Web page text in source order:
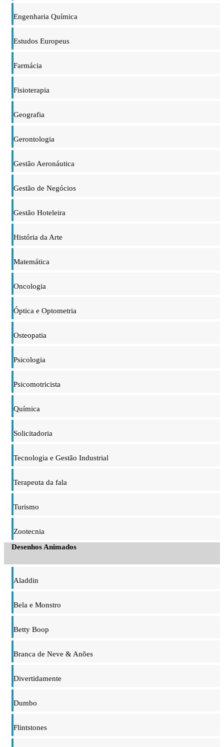
Engenharia Química
Estudos Europeus
Farmácia
Fisioterapia
Geografia
Gerontologia
Gestão Aeronáutica
Gestão de Negócios
Gestão Hoteleira
História da Arte
Matemática
Oncologia
Óptica e Optometria
Osteopatia
Psicologia
Psicomotricista
Química
Solicitadoria
Tecnologia e Gestão Industrial
Terapeuta da fala
Turismo
Zootecnia
Desenhos Animados
Aladdin
Bela e Monstro
Betty Boop
Branca de Neve & Anões
Divertidamente
Dumbo
Flintstones